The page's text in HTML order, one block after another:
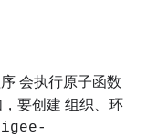
会执行原子函数
要创建 组织、环